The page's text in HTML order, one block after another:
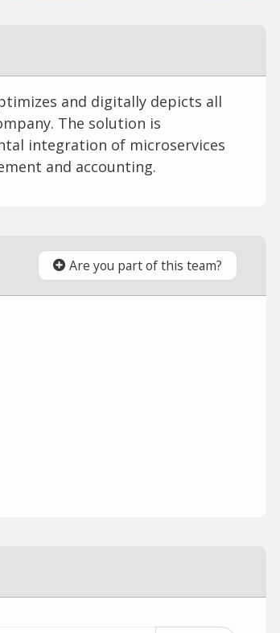
and digitally depicts all
The solution is
integration of microservices
and accounting.
Are you part of this team?